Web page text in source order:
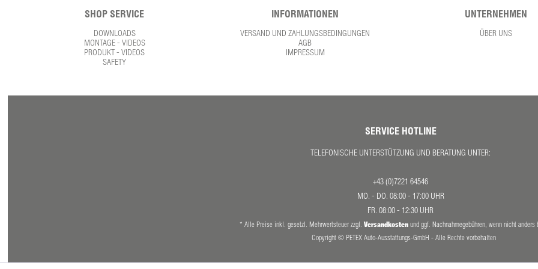
SHOP SERVICE
DOWNLOADS
MONTAGE - VIDEOS
PRODUKT - VIDEOS
SAFETY
INFORMATIONEN
VERSAND UND ZAHLUNGSBEDINGUNGEN
AGB
IMPRESSUM
UNTERNEHMEN
ÜBER UNS
SERVICE HOTLINE
TELEFONISCHE UNTERSTÜTZUNG UND BERATUNG UNTER:
+43 (0)7221 64546
MO. - DO. 08:00 - 17:00 UHR
FR. 08:00 - 12:30 UHR
* Alle Preise inkl. gesetzl. Mehrwertsteuer zzgl. Versandkosten und ggf. Nachnahmegebühren, wenn nicht anders
Copyright © PETEX Auto-Ausstattungs-GmbH - Alle Rechte vorbehalten